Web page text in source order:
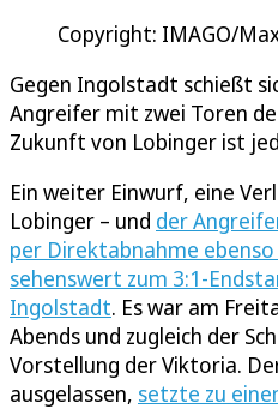
Copyright: IMAGO/
Gegen Ingolstadt schießt
Angreifer mit zwei Toren
Zukunft von Lobinger ist
Ein weiter Einwurf, eine
Lobinger – und der
per Direktabnahme
sehenswert zum 3:1-
Ingolstadt. Es war am
Abends und zugleich der
Vorstellung der Viktoria.
ausgelassen, setzte zu